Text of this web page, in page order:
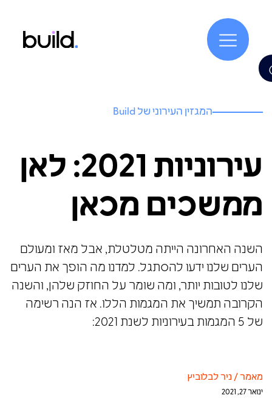
המגזין העירוני של Build
עירוניות 2021: לאן
ממשכים מכאן
השנה האחרונה הייתה מטלטלת, אבל מאז ומעולם
הערים שלנו ידעו להסתגל. למדנו מה הופך את הערים
שלנו לטובות יותר, ומה שומר על החוזק שלהן, והשנה
הקרובה תמשיך את המגמות הללו. אז הנה רשימה
של 5 המגמות בעירוניות לשנת 2021:
מאמר / ניר לבלוביץ
ינואר 27, 2021